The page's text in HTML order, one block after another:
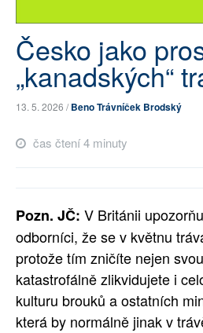
SOCIÁLNÍ SÍTĚ
RUBRIKY
PLNÁ VERZE STRÁNEK
Česko jako
„kanadských“
13. 5. 2026 /Beno Trávníček Brodský
čas čtení 4 minuty
Pozn. JČ: V Británii
odborníci, že se v květnu
protože tím zničíte nejen
katastrofálně zlikvidujete i
kulturu brouků a ostatních
která by normálně jinak v